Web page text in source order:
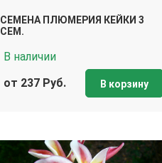
СЕМЕНА ПЛЮМЕРИЯ КЕЙКИ 3
СЕМ.
В наличии
от 237 Руб.
В корзину